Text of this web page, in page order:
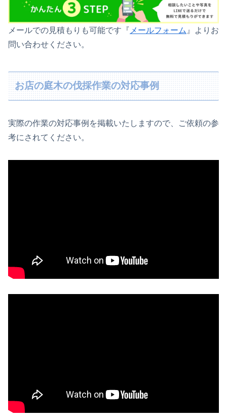
メールでの見積もりも可能です『 メールフォーム 』よりお
問い合わせください。
お店の庭木の伐採作業の対応事例
実際の作業の対応事例を掲載いたしますので、ご依頼の参
考にされてください。